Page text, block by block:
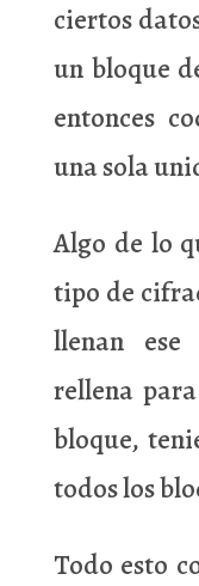
ciertos
un bloque
entonces
una sola
Algo de lo
tipo de
llenan
rellena
bloque,
todos los
Todo esto